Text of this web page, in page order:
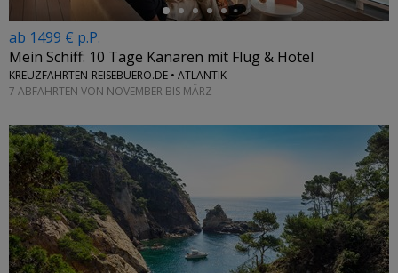
ab 1499 € p.P.
Mein Schiff: 10 Tage Kanaren mit Flug & Hotel
KREUZFAHRTEN-REISEBUERO.DE • ATLANTIK
7 ABFAHRTEN VON NOVEMBER BIS MÄRZ